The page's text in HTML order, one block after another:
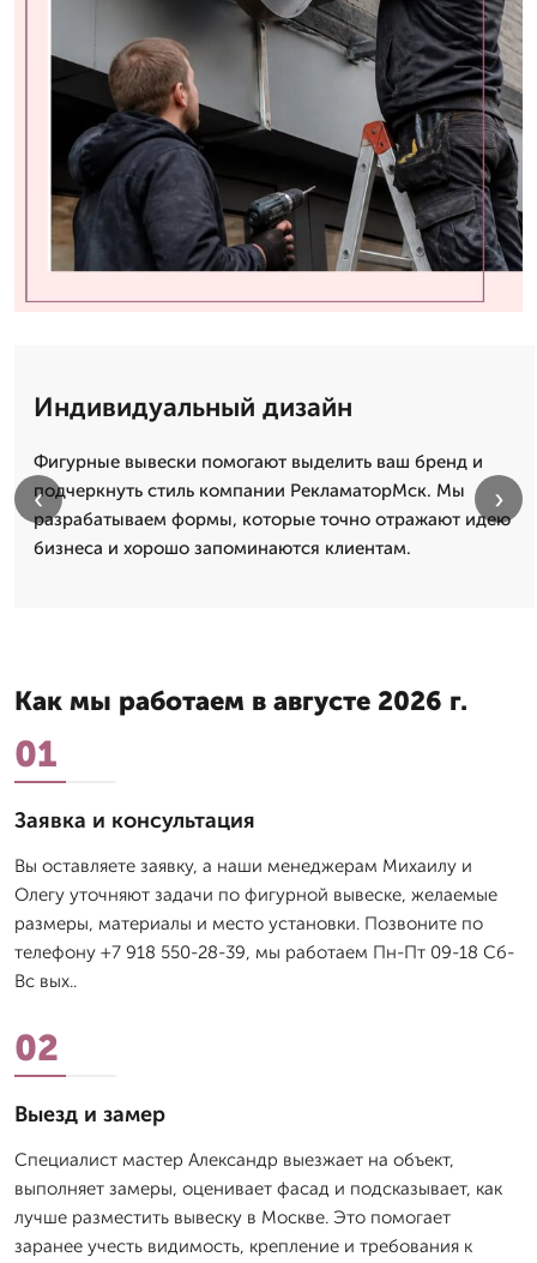
Индивидуальный дизайн
Фигурные вывески помогают выделить ваш бренд и
подчеркнуть стиль компании РекламаторМск. Мы
разрабатываем формы, которые точно отражают идею
бизнеса и хорошо запоминаются клиентам.
‹ ›
Как мы работаем в августе 2026 г.
01
Заявка и консультация
Вы оставляете заявку, а наши менеджерам Михаилу и
Олегу уточняют задачи по фигурной вывеске, желаемые
размеры, материалы и место установки. Позвоните по
телефону +7 918 550-28-39, мы работаем Пн-Пт 09-18 Сб-
Вс вых..
02
Выезд и замер
Специалист мастер Александр выезжает на объект,
выполняет замеры, оценивает фасад и подсказывает, как
лучше разместить вывеску в Москве. Это помогает
заранее учесть видимость, крепление и требования к